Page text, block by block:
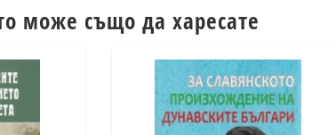
може също да харесате